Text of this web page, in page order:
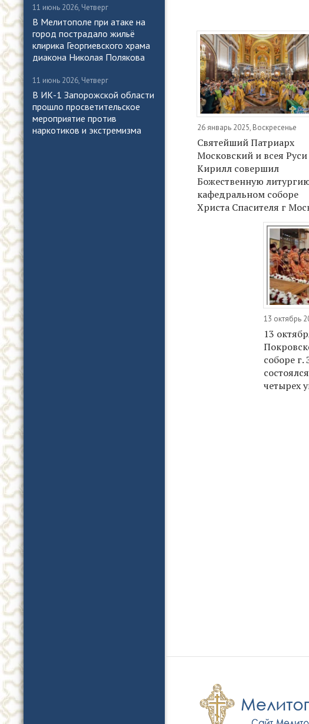
11 июнь 2026, Четверг
В Мелитополе при атаке на
город пострадало жильё
клирика Георгиевского храма
диакона Николая Полякова
11 июнь 2026, Четверг
В ИК-1 Запорожской области
прошло просветительское
мероприятие против
наркотиков и экстремизма
26 январь 2025, Воскресенье
Святейший Патриарх
Московский и всея Руси
Кирилл совершил
Божественную
кафедральном соборе
Христа Спасителя г
13 октябрь
13
соборе
четырех